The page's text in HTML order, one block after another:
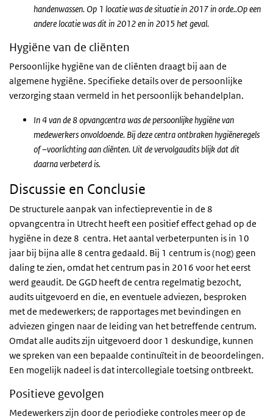
handenwassen. Op 1 locatie was de situatie in 2017 in orde..Op een
andere locatie was dit in 2012 en in 2015 het geval.
Hygiëne van de cliënten
Persoonlijke hygiëne van de cliënten draagt bij aan de
algemene hygiëne. Specifieke details over de persoonlijke
verzorging staan vermeld in het persoonlijk behandelplan.
In 4 van de 8 opvangcentra was de persoonlijke hygiëne van
medewerkers onvoldoende. Bij deze centra ontbraken hygiëneregels
of –voorlichting aan cliënten. Uit de vervolgaudits blijk dat dit
daarna verbeterd is.
Discussie en Conclusie
De structurele aanpak van infectiepreventie in de 8
opvangcentra in Utrecht heeft een positief effect gehad op de
hygiëne in deze 8 centra. Het aantal verbeterpunten is in 10
jaar bij bijna alle 8 centra gedaald. Bij 1 centrum is (nog) geen
daling te zien, omdat het centrum pas in 2016 voor het eerst
werd geaudit. De GGD heeft de centra regelmatig bezocht,
audits uitgevoerd en die, en eventuele adviezen, besproken
met de medewerkers; de rapportages met bevindingen en
adviezen gingen naar de leiding van het betreffende centrum.
Omdat alle audits zijn uitgevoerd door 1 deskundige, kunnen
we spreken van een bepaalde continuïteit in de beoordelingen.
Een mogelijk nadeel is dat intercollegiale toetsing ontbreekt.
Positieve gevolgen
Medewerkers zijn door de periodieke controles meer op de